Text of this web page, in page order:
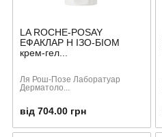
LA ROCHE-POSAY
ЕФАКЛАР Н ІЗО-БІОМ
крем-гел...
Ля Рош-Позе Лаборатуар
Дерматоло...
від 704.00 грн